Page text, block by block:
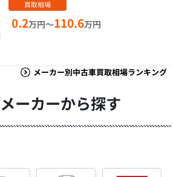
買取相場
0.2万円～110.6万円
メーカー別中古車買取相場ランキング
ーカーから探す